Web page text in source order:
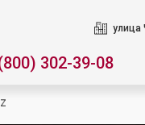
улица
302-39-08